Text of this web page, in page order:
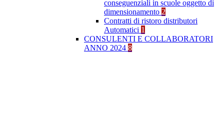
conseguenziali in scuole oggetto di
dimensionamento 2
Contratti di ristoro distributori
Automatici 1
CONSULENTI E COLLABORATORI
ANNO 2024 8